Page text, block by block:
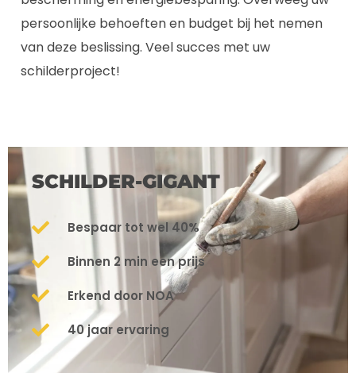
persoonlijke behoeften en budget bij het nemen
van deze beslissing. Veel succes met uw
schilderproject!
SCHILDER-GIGANT
Bespaar tot wel 40%
Binnen 2 min een prijs
Erkend door NOA
40 jaar ervaring